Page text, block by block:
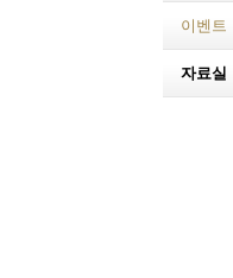
이벤트
자료실